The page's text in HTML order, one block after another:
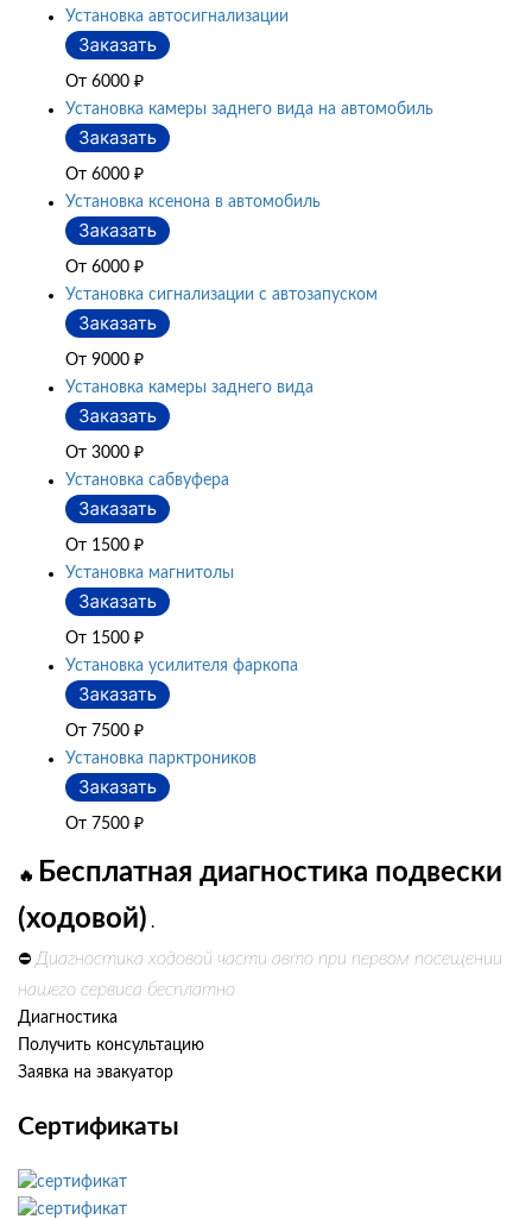
Установка автосигнализации
От 6000 ₽
Установка камеры заднего вида на автомобиль
От 6000 ₽
Установка ксенона в автомобиль
От 6000 ₽
Установка сигнализации с автозапуском
От 9000 ₽
Установка камеры заднего вида
От 3000 ₽
Установка сабвуфера
От 1500 ₽
Установка магнитолы
От 1500 ₽
Установка усилителя фаркопа
От 7500 ₽
Установка парктроников
От 7500 ₽
🔥
Бесплатная диагностика подвески
(ходовой) .
⛔ Диагностика ходовой части авто при первом посещении
нашего сервиса бесплатно
Диагностика
Получить консультацию
Заявка на эвакуатор
Сертификаты